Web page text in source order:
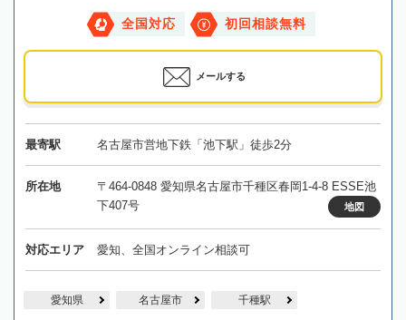
全国対応 初回相談無料
メールする
最寄駅 名古屋市営地下鉄「池下駅」徒歩2分
所在地
〒464-0848 愛知県名古屋市千種区春岡1-4-8 ESSE池
下407号
地図
対応エリア 愛知、全国オンライン相談可
愛知県 名古屋市 千種駅